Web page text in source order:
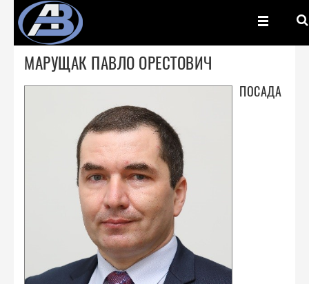
МАРУЩАК ПАВЛО ОРЕСТОВИЧ
ПОСАДА